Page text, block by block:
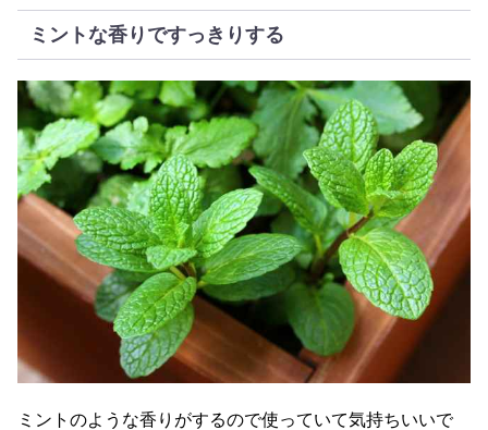
ミントな香りですっきりする
ミントのような香りがするので使っていて気持ちいいで